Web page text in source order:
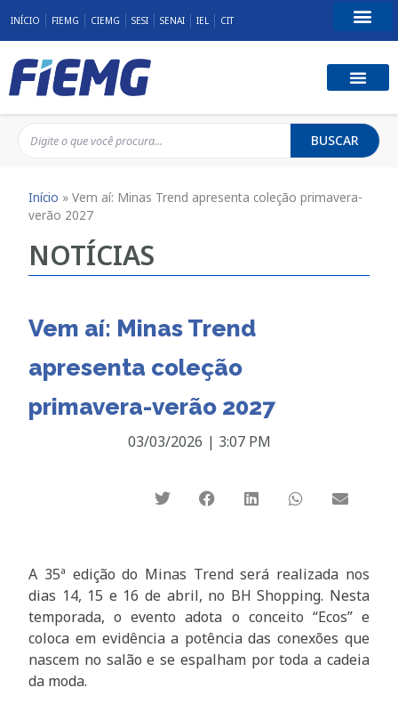
INÍCIO FIEMG CIEMG SESI SENAI IEL CIT
BUSCAR
Início »Vem aí: Minas Trend apresenta coleção primavera-
verão 2027
NOTÍCIAS
Vem aí: Minas Trend
apresenta coleção
primavera-verão 2027
03/03/2026 | 3:07 PM
A 35ª edição do Minas Trend será realizada nos
dias 14, 15 e 16 de abril, no BH Shopping. Nesta
temporada, o evento adota o conceito “Ecos” e
coloca em evidência a potência das conexões que
nascem no salão e se espalham por toda a cadeia
da moda.